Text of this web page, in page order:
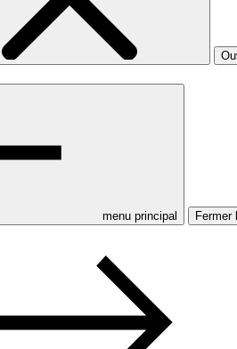
menu principal Fermer